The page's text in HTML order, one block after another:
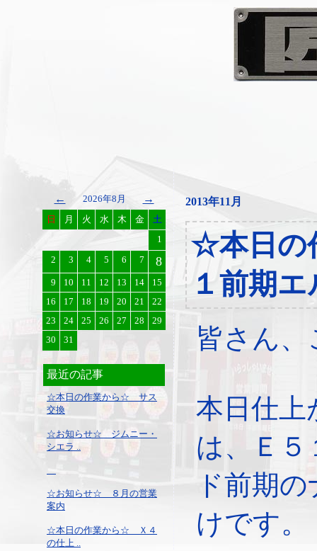
← 2026年8月 →
日 月 火 水 木 金
土
1
2
3 4 5 6 7 8
9 10 11 12 13 14
15
16
17 18 19 20 21
22
23
24 25 26 27 28
29
30
31
最近の記事
☆本日の作業から☆ サス
交換
☆お知らせ☆ ジムニー・
シエラ ..
☆お知らせ☆ ８月の営業
案内
☆本日の作業から☆ Ｘ４
の仕上 ..
2013年11月
☆本日
１前期
皆さん
本日仕上
は、Ｅ
ド前期
けです。